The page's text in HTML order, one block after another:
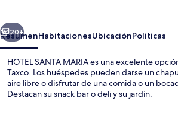
Siguiente
20+
ResumenHabitacionesUbicaciónPolíticas
HOTEL SANTA MARIA es una excelente
Taxco. Los huéspedes pueden darse un
aire libre o disfrutar de una comida o un
Destacan su snack bar o deli y su jardín.